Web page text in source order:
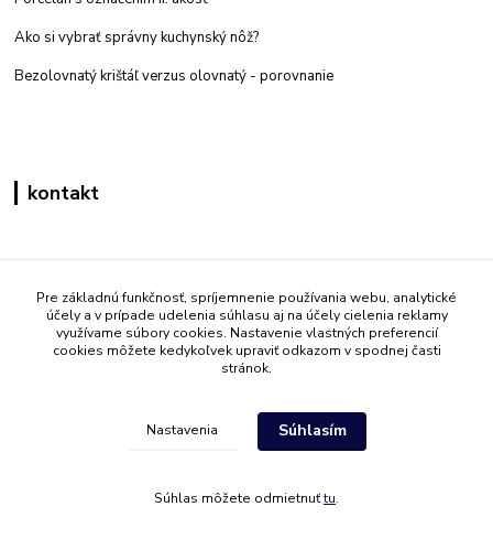
Ako si vybrať správny kuchynský nôž?
Bezolovnatý krištáľ verzus olovnatý - porovnanie
kontakt
+421 908 861 051
(Po - Pia 7:30-15:30)
info@mati.sk
Pre základnú funkčnosť, spríjemnenie používania webu, analytické
účely a v prípade udelenia súhlasu aj na účely cielenia reklamy
využívame súbory cookies. Nastavenie vlastných preferencií
cookies môžete kedykoľvek upraviť odkazom v spodnej časti
stránok.
Nastavenia Súhlasím
Súhlas môžete odmietnuťtu.